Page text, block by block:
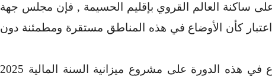
ساكنة العالم القروي بإقليم الحسيمة , فإن مجلس جهة
كأن الأوضاع في هذه المناطق مستقرة ومطمئنة دون
هذا ، فإن مجلس الجهة يصادق بالاجماع في هذه الدورة على مشروع ميزانية السنة المالية 2025